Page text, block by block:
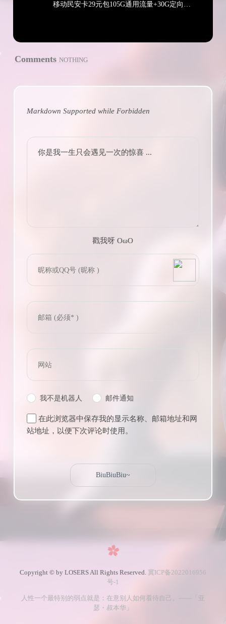
移动民安卡29元包105G通用流量+30G定向流量+通话0.1元/分钟
Comments NOTHING
Markdown Supported while Forbidden
你是我一生只会遇见一次的惊喜 ...
戳我呀 OωO
Tieba
我不是机器人 邮件通知
在此浏览器中保存我的显示名称、邮箱地址和网
站地址，以便下次评论时使用。
Copyright © by LOSERS All Rights Reserved. 冀ICP备2022016956
号-1
人性一个最特别的弱点就是：在意别人如何看待自己。——「亚
瑟・叔本华」